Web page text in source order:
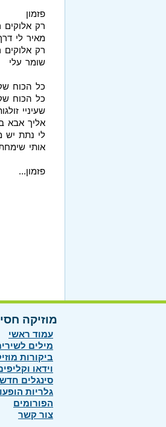
פזמון
רק אלוקים
מאיר לי
רק אלוקים
שומר עלי
כל הכוח
כל הכוח
שעיניי
אליך אבא
לי נתת יש
אותי
פזמון...
מוזיקה
עמוד ראשי
מילים
ביקורות
וידאו
סינגלים
גלריות
הפורומים
צור קשר